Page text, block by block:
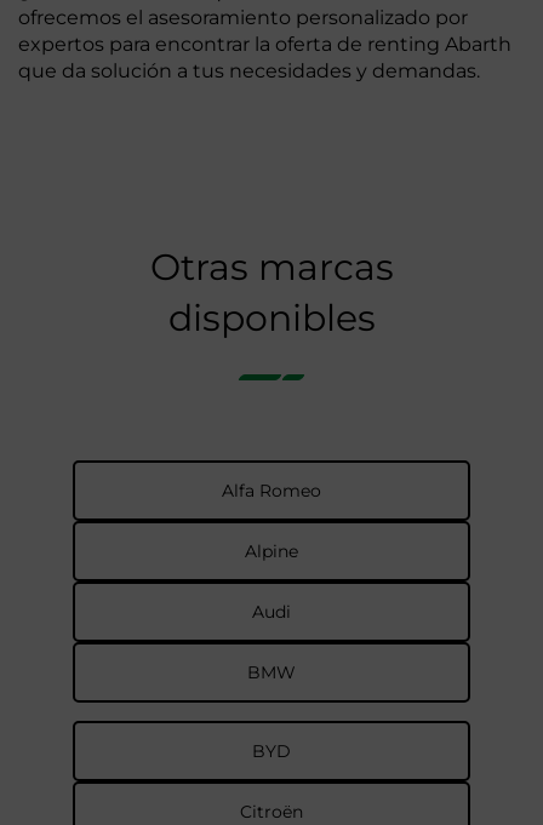
ofrecemos el asesoramiento personalizado por
expertos para encontrar la oferta de renting Abarth
que da solución a tus necesidades y demandas.
Otras marcas
disponibles
Alfa Romeo
Alpine
Audi
BMW
BYD
Citroën